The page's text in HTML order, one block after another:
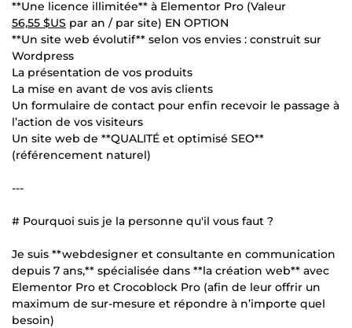
**Une licence illimitée** à Elementor Pro (Valeur
56,55 $US par an / par site) EN OPTION
**Un site web évolutif** selon vos envies : construit sur
Wordpress
La présentation de vos produits
La mise en avant de vos avis clients
Un formulaire de contact pour enfin recevoir le passage à
l’action de vos visiteurs
Un site web de **QUALITÉ et optimisé SEO**
(référencement naturel)
---
# Pourquoi suis je la personne qu'il vous faut ?
Je suis **webdesigner et consultante en communication
depuis 7 ans,** spécialisée dans **la création web** avec
Elementor Pro et Crocoblock Pro (afin de leur offrir un
maximum de sur-mesure et répondre à n’importe quel
besoin)